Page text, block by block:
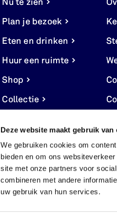
Deze website maakt gebruik van
We gebruiken cookies om
bieden en om ons
site met onze partners voor
combineren met andere
uw gebruik van hun services.
Nu te zien
Plan je bezoek
Eten en drinken
Huur een ruimte
Shop
Collectie